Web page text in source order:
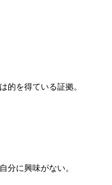
的を得ている証拠。
分に興味がない。